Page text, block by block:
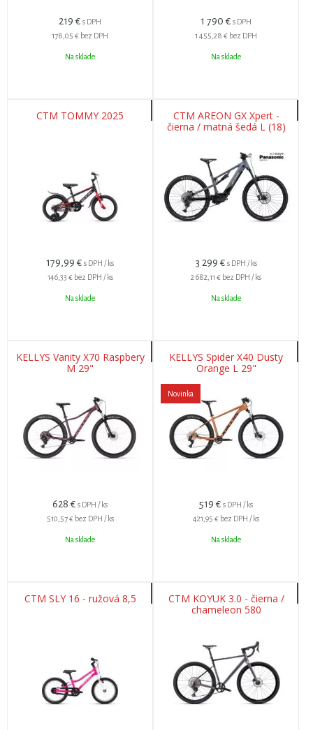
219 € s DPH
178,05 € bez DPH
Na sklade
1 790 € s DPH
1 455,28 € bez DPH
Na sklade
CTM TOMMY 2025
179,99 € s DPH / ks
146,33 € bez DPH / ks
Na sklade
CTM AREON GX Xpert -
čierna / matná šedá L (18)
3 299 € s DPH / ks
2 682,11 € bez DPH / ks
Na sklade
KELLYS Vanity X70 Raspbery
M 29"
628 € s DPH / ks
510,57 € bez DPH / ks
Na sklade
KELLYS Spider X40 Dusty
Orange L 29"
Novinka
519 € s DPH / ks
421,95 € bez DPH / ks
Na sklade
CTM SLY 16 - ružová 8,5
CTM KOYUK 3.0 - čierna /
chameleon 580